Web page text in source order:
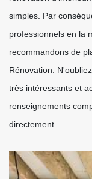
simples. Par
professionnels en la
recommandons de
Rénovation.
très intéressants et
renseignements
directement.